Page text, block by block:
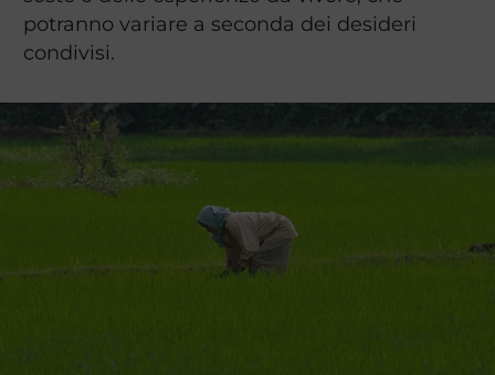
potranno variare a seconda dei desideri
condivisi.